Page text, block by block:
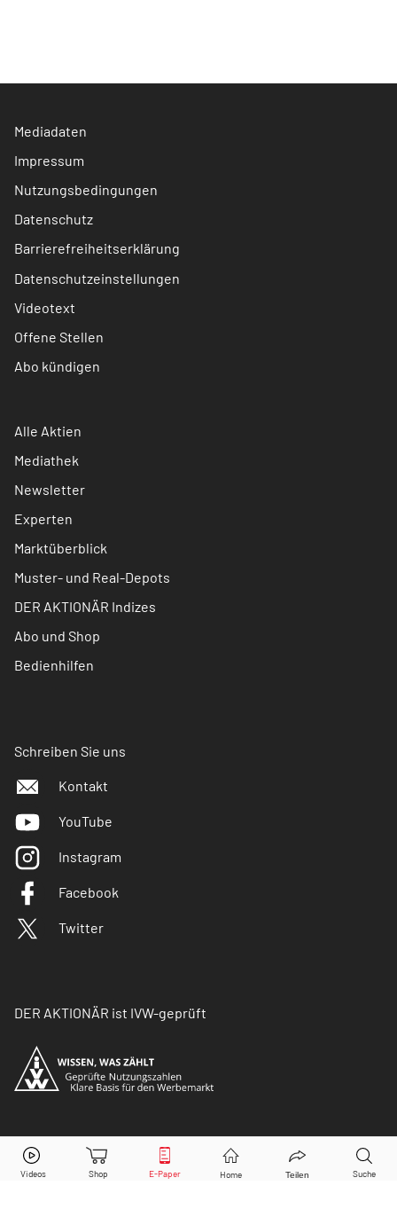
Mediadaten
Impressum
Nutzungsbedingungen
Datenschutz
Barrierefreiheitserklärung
Datenschutzeinstellungen
Videotext
Offene Stellen
Abo kündigen
Alle Aktien
Mediathek
Newsletter
Experten
Marktüberblick
Muster- und Real-Depots
DER AKTIONÄR Indizes
Abo und Shop
Bedienhilfen
Schreiben Sie uns
Kontakt
YouTube
Instagram
Facebook
Twitter
DER AKTIONÄR ist IVW-geprüft
© Copyright 2026 Börsenmedien AG. Alle Rechte